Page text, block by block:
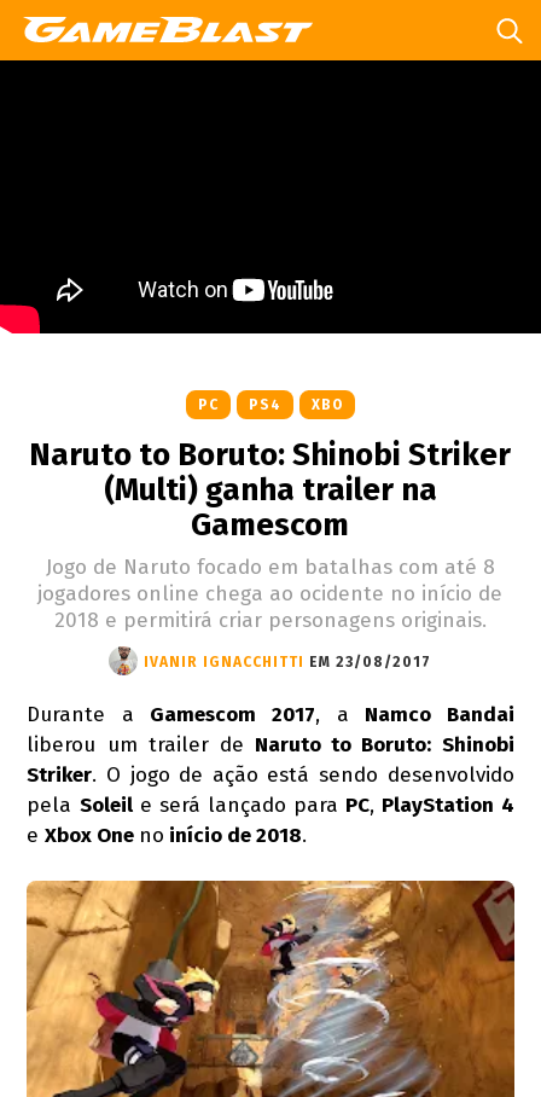
PC PS4 XBO
Naruto to Boruto: Shinobi Striker
(Multi) ganha trailer na
Gamescom
Jogo de Naruto focado em batalhas com até 8
jogadores online chega ao ocidente no início de
2018 e permitirá criar personagens originais.
IVANIR IGNACCHITTI EM 23/08/2017
Durante a Gamescom 2017, a Namco Bandai
liberou um trailer de Naruto to Boruto: Shinobi
Striker. O jogo de ação está sendo desenvolvido
pela Soleile será lançado para PC, PlayStation 4
eXbox One no início de 2018.